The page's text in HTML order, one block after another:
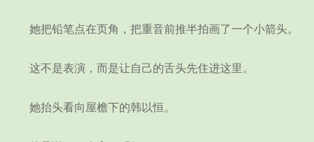
她把铅笔点在页角，把重音前推半拍画了一个小箭头。
这不是表演，而是让自己的舌头先住进这里。
她抬头看向屋檐下的韩以恒。